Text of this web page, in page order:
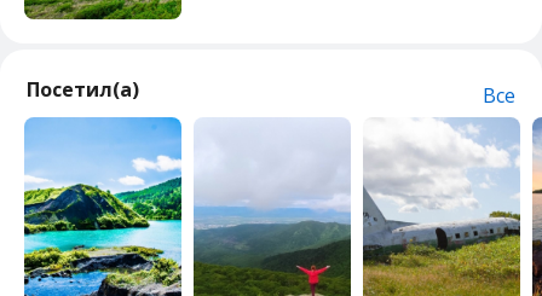
Посетил(а) Все